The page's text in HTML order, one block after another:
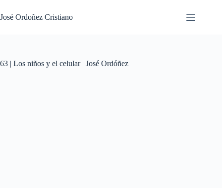
al
contenido
José Ordoñez Cristiano
63 | Los niños y el celular | José Ordóñez